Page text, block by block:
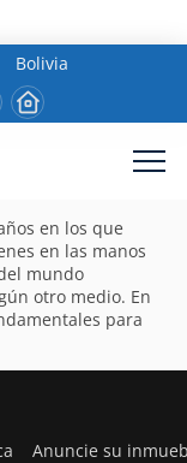
Bolivia
en los que
en las manos
mundo
otro medio. En
para
Anuncie su